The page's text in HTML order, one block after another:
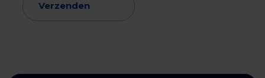
Verzenden